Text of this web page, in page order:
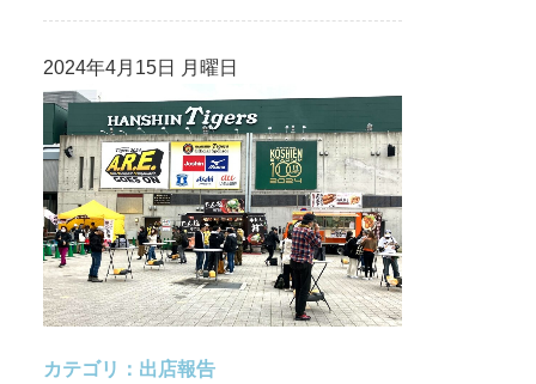
2024年4月15日 月曜日
カテゴリ： 出店報告